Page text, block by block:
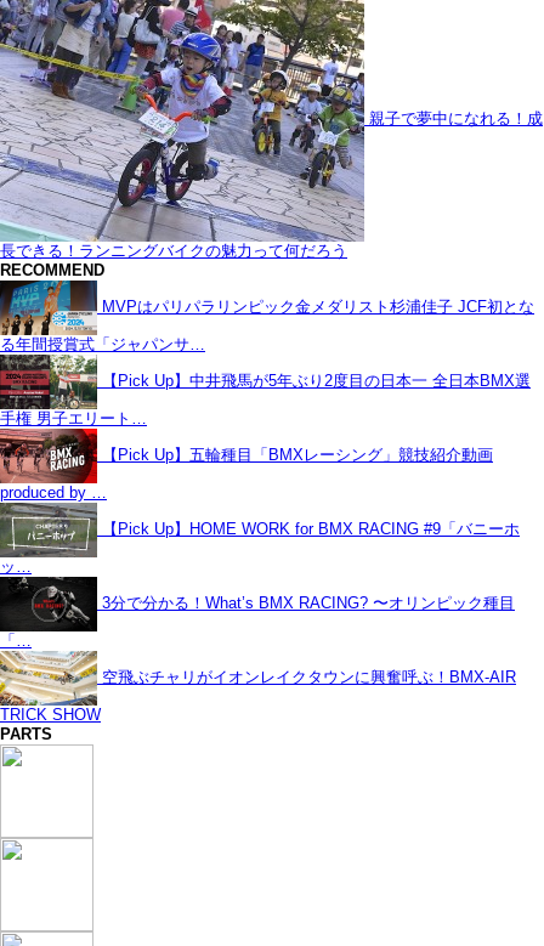
親子で夢中になれる！成
長できる！ランニングバイクの魅力って何だろう
RECOMMEND
MVPはパリパラリンピック金メダリスト杉浦佳子 JCF初とな
る年間授賞式「ジャパンサ…
【Pick Up】中井飛馬が5年ぶり2度目の日本一 全日本BMX選
手権 男子エリート…
【Pick Up】五輪種目「BMXレーシング」競技紹介動画
produced by …
【Pick Up】HOME WORK for BMX RACING #9「バニーホ
ッ…
3分で分かる！What’s BMX RACING? 〜オリンピック種目
「…
空飛ぶチャリがイオンレイクタウンに興奮呼ぶ！BMX-AIR
TRICK SHOW
PARTS